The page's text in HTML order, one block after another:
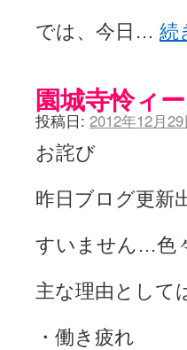
では、今日… 続
園城寺怜ィー
投稿日: 2012年12月29
お詫び
昨日ブログ更新
すいません…色
主な理由として
・働き疲れ